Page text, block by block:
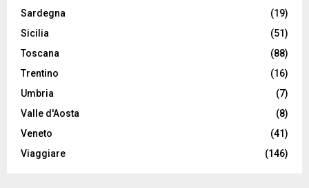
Sardegna
(19)
Sicilia
(51)
Toscana
(88)
Trentino
(16)
Umbria
(7)
Valle d'Aosta
(8)
Veneto
(41)
Viaggiare
(146)